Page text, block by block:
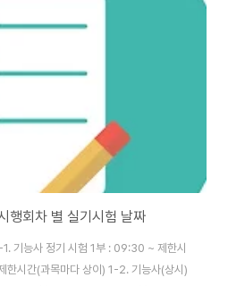
행회차 별 실기시험 날짜
기능사 정기 시험 1부 : 09:30 ~ 제한시
시간(과목마다 상이) 1-2. 기능사(상시)